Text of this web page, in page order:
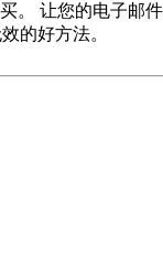
。 让您的电子邮
的好方法。